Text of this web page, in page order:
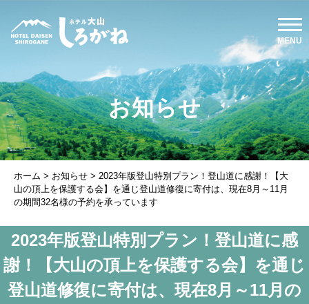
お知らせ
ホーム > お知らせ > 2023年版登山特別プラン！登山道に感謝！【大
山の頂上を保護する会】を通じ登山道修復に寄付は、現在8月～11月
の期間32名様の予約を承っています
2023年版登山特別プラン！登山道に感
謝！【大山の頂上を保護する会】を通じ
登山道修復に寄付は、現在8月～11月の